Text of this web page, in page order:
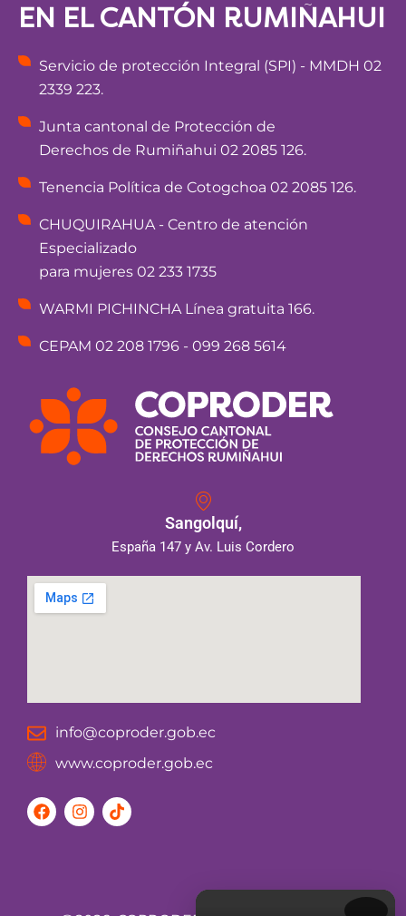
EN EL CANTÓN RUMIÑAHUI
Servicio de protección Integral (SPI) - MMDH 02
2339 223.
Junta cantonal de Protección de
Derechos de Rumiñahui 02 2085 126.
Tenencia Política de Cotogchoa 02 2085 126.
CHUQUIRAHUA - Centro de atención
Especializado
para mujeres 02 233 1735
WARMI PICHINCHA Línea gratuita 166.
CEPAM 02 208 1796 - 099 268 5614
Sangolquí,
España 147 y Av. Luis Cordero
info@coproder.gob.ec
www.coproder.gob.ec
F
a
I
n
T
i